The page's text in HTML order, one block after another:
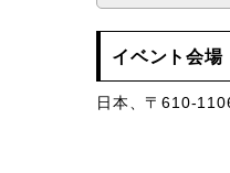
イベント会場
日本、〒610-